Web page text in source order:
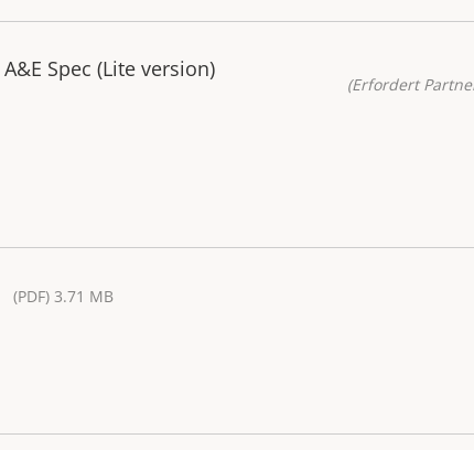
Spec (Lite version)
(Erfordert
(PDF) 3.71 MB